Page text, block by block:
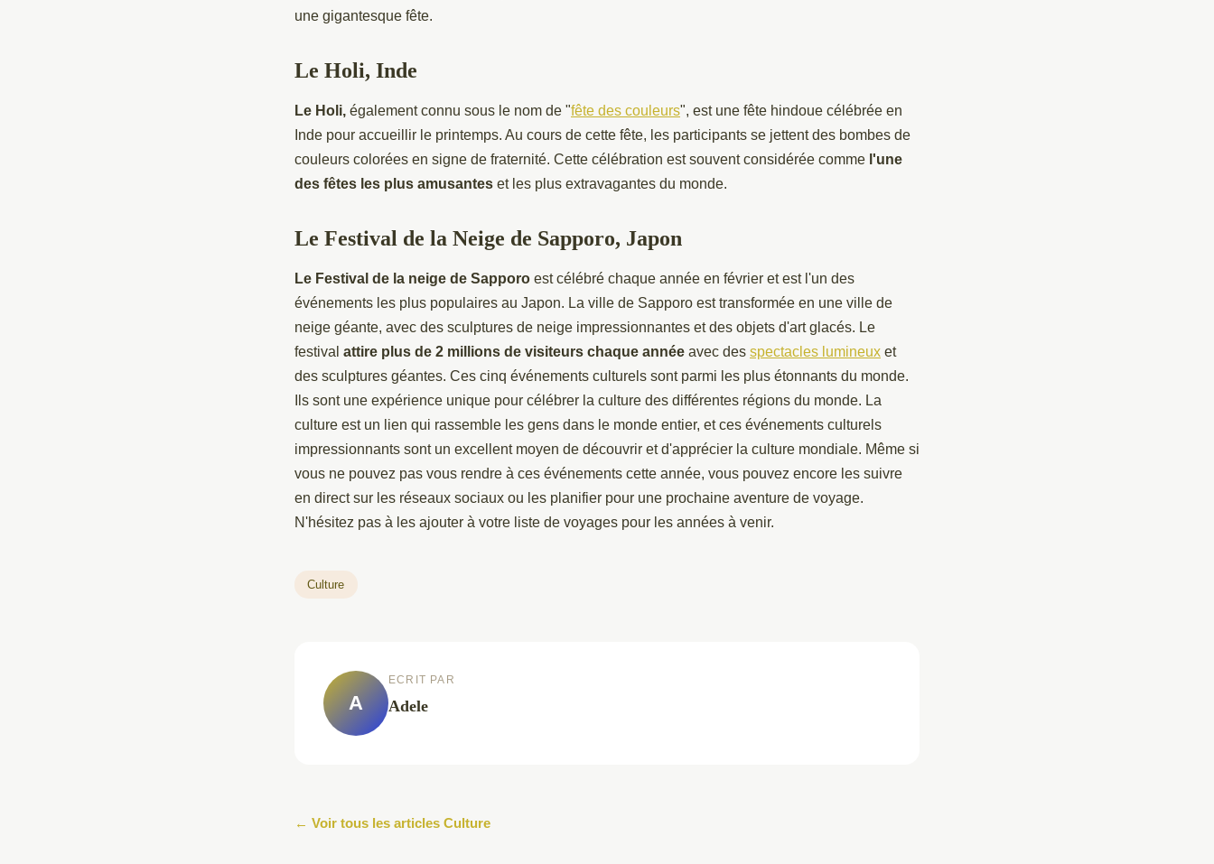
une gigantesque fête.
Le Holi, Inde
Le Holi, également connu sous le nom de "fête des couleurs", est une fête hindoue célébrée en
Inde pour accueillir le printemps. Au cours de cette fête, les participants se jettent des bombes de
couleurs colorées en signe de fraternité. Cette célébration est souvent considérée comme l'une
des fêtes les plus amusantes et les plus extravagantes du monde.
Le Festival de la Neige de Sapporo, Japon
Le Festival de la neige de Sapporo est célébré chaque année en février et est l'un des
événements les plus populaires au Japon. La ville de Sapporo est transformée en une ville de
neige géante, avec des sculptures de neige impressionnantes et des objets d'art glacés. Le
festival attire plus de 2 millions de visiteurs chaque année avec des spectacles lumineux et
des sculptures géantes. Ces cinq événements culturels sont parmi les plus étonnants du monde.
Ils sont une expérience unique pour célébrer la culture des différentes régions du monde. La
culture est un lien qui rassemble les gens dans le monde entier, et ces événements culturels
impressionnants sont un excellent moyen de découvrir et d'apprécier la culture mondiale. Même si
vous ne pouvez pas vous rendre à ces événements cette année, vous pouvez encore les suivre
en direct sur les réseaux sociaux ou les planifier pour une prochaine aventure de voyage.
N'hésitez pas à les ajouter à votre liste de voyages pour les années à venir.
Culture
A
ECRIT PAR
Adele
← Voir tous les articles Culture